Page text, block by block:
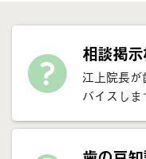
相談掲
江上院長
バイスしま